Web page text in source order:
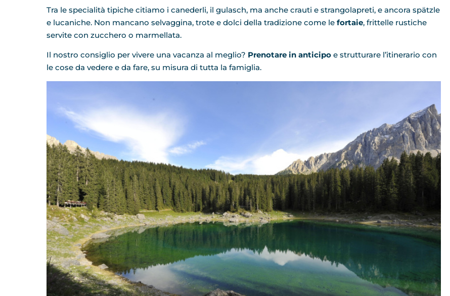
Tra le specialità tipiche citiamo i canederli, il gulasch, ma anche crauti e strangolapreti, e ancora spätzle
e lucaniche. Non mancano selvaggina, trote e dolci della tradizione come le fortaie, frittelle rustiche
servite con zucchero o marmellata.
Il nostro consiglio per vivere una vacanza al meglio? Prenotare in anticipo e strutturare l’itinerario con
le cose da vedere e da fare, su misura di tutta la famiglia.